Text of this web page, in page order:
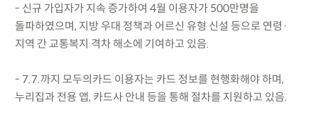
- 신규 가입자가 지속 증가하여 4월 이용자가 500만명을
돌파하였으며, 지방 우대 정책과 어르신 유형 신설 등으로 연령·
지역 간 교통복지 격차 해소에 기여하고 있음.
- 7.7.까지 모두의카드 이용자는 카드 정보를 현행화해야 하며,
누리집과 전용 앱, 카드사 안내 등을 통해 절차를 지원하고 있음.